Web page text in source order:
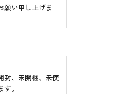
願い申し上げま
封、未開梱、未使
。